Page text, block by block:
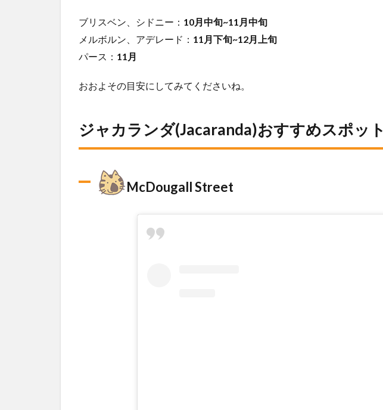
ポ
ト
ブリスベン、シドニー： 10月中旬~11月中旬
メルボルン、アデレード： 11月下旬~12月上旬
パース： 11月
おおよその目安にしてみてくださいね。
ジャカランダ(Jacaranda)おすすめスポット
McDougall Street